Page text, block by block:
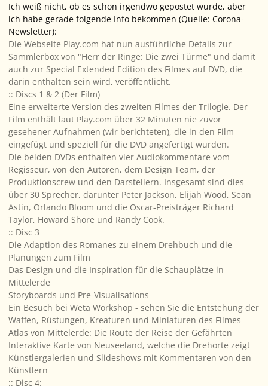
Ich weiß nicht, ob es schon irgendwo gepostet wurde, aber
ich habe gerade folgende Info bekommen (Quelle: Corona-
Newsletter):
Die Webseite Play.com hat nun ausführliche Details zur
Sammlerbox von "Herr der Ringe: Die zwei Türme" und damit
auch zur Special Extended Edition des Filmes auf DVD, die
darin enthalten sein wird, veröffentlicht.
:: Discs 1 & 2 (Der Film)
Eine erweiterte Version des zweiten Filmes der Trilogie. Der
Film enthält laut Play.com über 32 Minuten nie zuvor
gesehener Aufnahmen (wir berichteten), die in den Film
eingefügt und speziell für die DVD angefertigt wurden.
Die beiden DVDs enthalten vier Audiokommentare vom
Regisseur, von den Autoren, dem Design Team, der
Produktionscrew und den Darstellern. Insgesamt sind dies
über 30 Sprecher, darunter Peter Jackson, Elijah Wood, Sean
Astin, Orlando Bloom und die Oscar-Preisträger Richard
Taylor, Howard Shore und Randy Cook.
:: Disc 3
Die Adaption des Romanes zu einem Drehbuch und die
Planungen zum Film
Das Design und die Inspiration für die Schauplätze in
Mittelerde
Storyboards und Pre-Visualisations
Ein Besuch bei Weta Workshop - sehen Sie die Entstehung der
Waffen, Rüstungen, Kreaturen und Miniaturen des Filmes
Atlas von Mittelerde: Die Route der Reise der Gefährten
Interaktive Karte von Neuseeland, welche die Drehorte zeigt
Künstlergalerien und Slideshows mit Kommentaren von den
Künstlern
:: Disc 4: